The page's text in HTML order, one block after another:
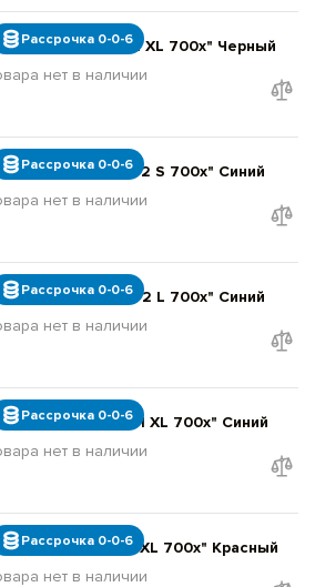
Рассрочка 0-0-6
Giant Revolt 2 XL 700x" Черный
нет в наличии
Рассрочка 0-0-6
Giant Revolt 2 S 700x" Синий
нет в наличии
Рассрочка 0-0-6
Giant Revolt 2 L 700x" Синий
нет в наличии
Рассрочка 0-0-6
Giant Revolt 1 XL 700x" Синий
нет в наличии
Рассрочка 0-0-6
Giant Revolt 1 XL 700x" Красный
нет в наличии